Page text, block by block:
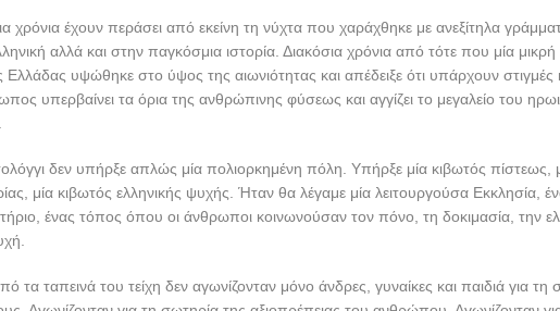
χρόνια έχουν περάσει από εκείνη τη νύχτα που χαράχθηκε με ανεξίτηλα
αλλά και στην παγκόσμια ιστορία. Διακόσια χρόνια από τότε που μία
Ελλάδας υψώθηκε στο ύψος της αιωνιότητας και απέδειξε ότι υπάρχουν στιγμές
υπερβαίνει τα όρια της ανθρώπινης φύσεως και αγγίζει το μεγαλείο του
δεν υπήρξε απλώς μία πολιορκημένη πόλη. Υπήρξε μία κιβωτός πίστεως,
μία κιβωτός ελληνικής ψυχής. Ήταν θα λέγαμε μία λειτουργούσα Εκκλησία,
ένας τόπος όπου οι άνθρωποι κοινωνούσαν τον πόνο, τη δοκιμασία, την
τα ταπεινά του τείχη δεν αγωνίζονταν μόνο άνδρες, γυναίκες και παιδιά για τη